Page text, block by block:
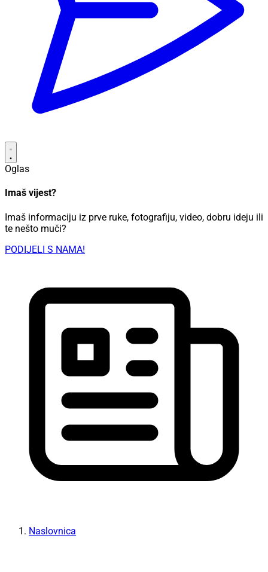
Oglas
Imaš vijest?
Imaš informaciju iz prve ruke, fotografiju, video, dobru ideju ili
te nešto muči?
PODIJELI S NAMA!
Naslovnica